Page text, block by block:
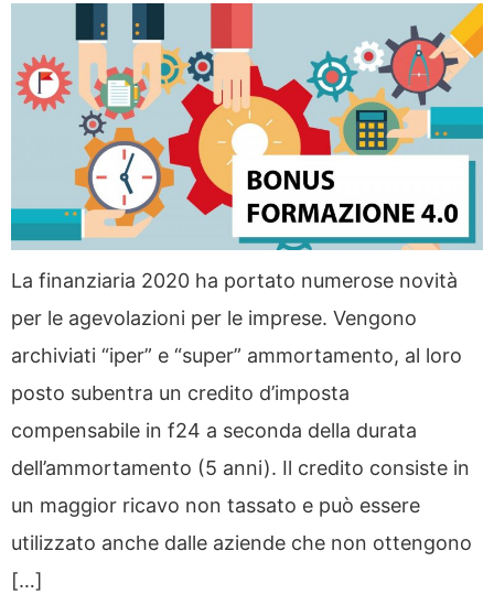
La finanziaria 2020 ha portato numerose novità
per le agevolazioni per le imprese. Vengono
archiviati “iper” e “super” ammortamento, al loro
posto subentra un credito d’imposta
compensabile in f24 a seconda della durata
dell’ammortamento (5 anni). Il credito consiste in
un maggior ricavo non tassato e può essere
utilizzato anche dalle aziende che non ottengono
[…]